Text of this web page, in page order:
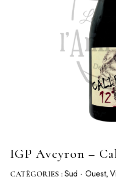
IGP Aveyron –
CATÉGORIES : Sud - Ouest,